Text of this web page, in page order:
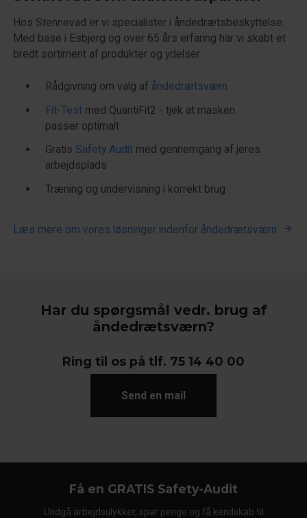
Hos Stennevad er vi specialister i åndedrætsbeskyttelse.
Med base i Esbjerg og over 65 års erfaring har vi skabt et
bredt sortiment af produkter og ydelser:
Rådgivning om valg af åndedrætsværn
Fit-Test med QuantiFit2 - tjek at masken
passer optimalt
Gratis Safety Audit med gennemgang af jeres
arbejdsplads
Træning og undervisning i korrekt brug
Læs mere om vores løsninger indenfor åndedrætsværn
Har du spørgsmål vedr. brug af
åndedrætsværn?
Ring til os på tlf. 75 14 40 00
Send en mail
Få en GRATIS Safety-Audit
Undgå arbejdsulykker, spar penge og få kendskab til